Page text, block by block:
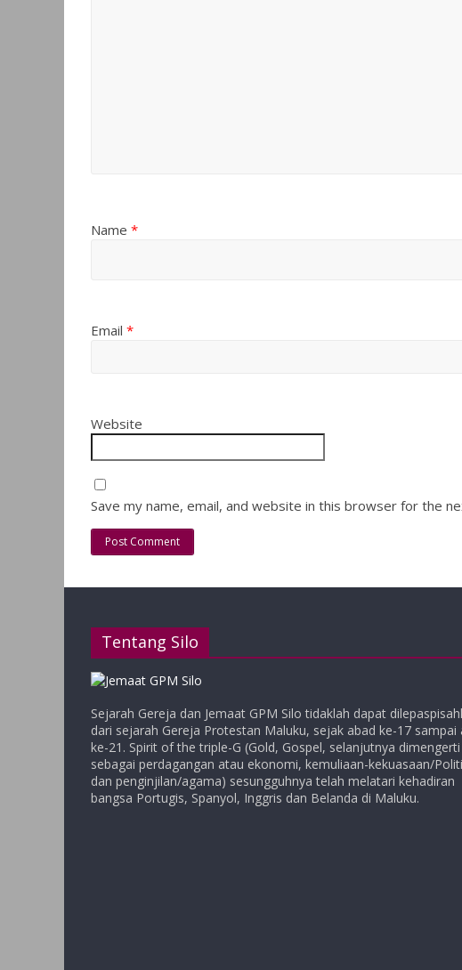
Name *
Email *
Website
Save my name, email, and website in this browser for the
Tentang Silo
Sejarah Gereja dan Jemaat GPM Silo tidaklah dapat
dari sejarah Gereja Protestan Maluku, sejak abad ke-17 sampai
ke-21. Spirit of the triple-G (Gold, Gospel, selanjutnya dimengerti
sebagai perdagangan atau ekonomi, kemuliaan-kekuasaan/
dan penginjilan/agama) sesungguhnya telah melatari kehadiran
bangsa Portugis, Spanyol, Inggris dan Belanda di Maluku.